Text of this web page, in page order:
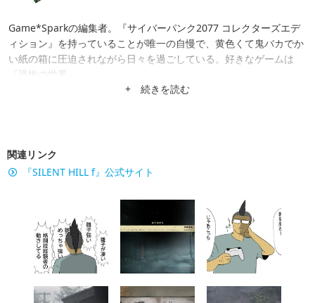
Game*Sparkの編集者。『サイバーパンク2077 コレクターズエデ
ィション』を持っていることが唯一の自慢で、黄色くて鬼バカでか
い紙の箱に圧迫されながら日々を過ごしている。好きなゲームは
『恐怖の世界』。
+ 続きを読む
関連リンク
『SILENT HILL f』公式サイト